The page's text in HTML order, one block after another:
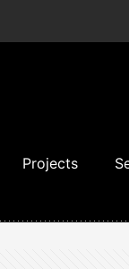
Projects